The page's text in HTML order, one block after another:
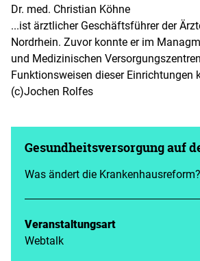
Dr. med. Christian Köhne
...ist ärztlicher Geschäftsführer der
Nordrhein. Zuvor konnte er im
und Medizinischen
Funktionsweisen dieser Einrichtungen
(c)Jochen Rolfes
Gesundheitsversorgung auf
Was ändert die Krankenhausreform?
Veranstaltungsart
Webtalk